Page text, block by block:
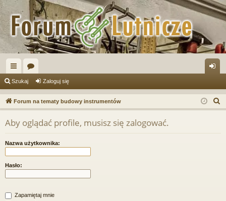
ię
ce
j
…
or
a og
uj
Szukaj Zaloguj się
Forum na tematy budowy instrumentów
z
Aby oglądać profile, musisz się zalogować.
Nazwa użytkownika:
Hasło:
Zapamiętaj mnie